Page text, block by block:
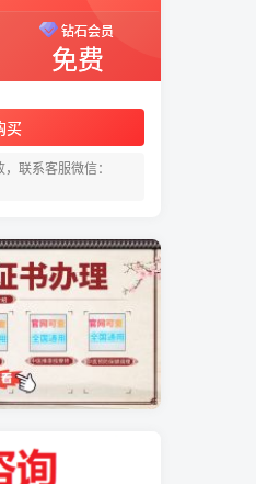
钻石会员
免费
买
联系客服微信：